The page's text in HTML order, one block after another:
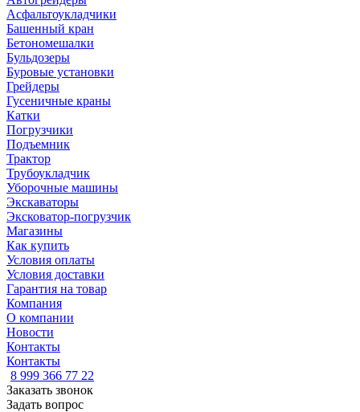
Асфальтоукладчики
Башенный кран
Бетономешалки
Бульдозеры
Буровые установки
Грейдеры
Гусеничные краны
Катки
Погрузчики
Подъемник
Трактор
Трубоукладчик
Уборочные машины
Экскаваторы
Эксковатор-погрузчик
Магазины
Как купить
Условия оплаты
Условия доставки
Гарантия на товар
Компания
О компании
Новости
Контакты
Контакты
8 999 366 77 22
Заказать звонок
Задать вопрос